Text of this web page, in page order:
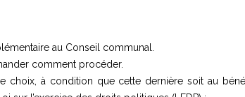
au Conseil communal.
comment procéder.
choix, à condition que cette dernière soit au